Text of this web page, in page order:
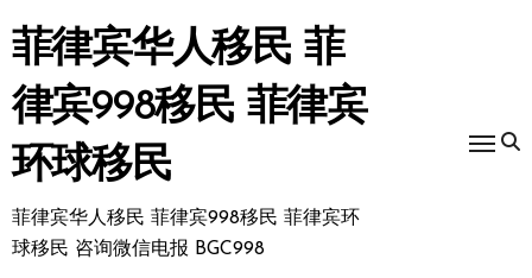
转
到
内
容
菲律宾华人移民 菲
律宾998移民 菲律宾
环球移民
菲律宾华人移民 菲律宾998移民 菲律宾环
球移民 咨询微信电报 BGC998